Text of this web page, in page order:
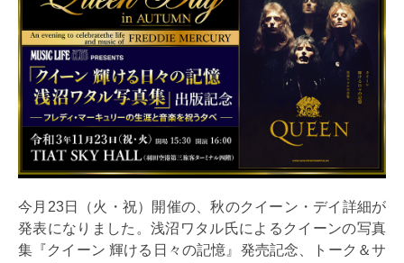
今月23日（火・祝）開催の、秋のクイーン・デイ詳細が
発表になりました。浅沼ワタル氏によるクイーンの写真
集『クイーン 輝ける日々の記憶』発売記念、トーク＆サ